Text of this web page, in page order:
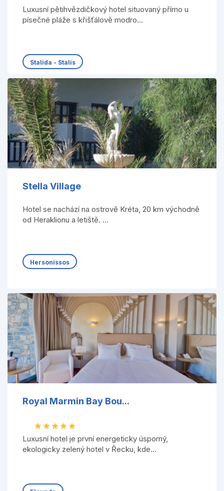
Luxusní pětihvězdičkový hotel situovaný přímo u
písečné pláže s křišťálově modro...
Stalida - Stalis
Stella Village
Hotel se nachází na ostrově Kréta, 20 km východně
od Heraklionu a letiště. ...
Hersonissos
Royal Marmin Bay Bou...
Luxusní hotel je první energeticky úsporný,
ekologicky zelený hotel v Řecku, kde...